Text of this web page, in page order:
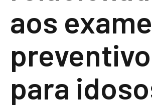
aos
para